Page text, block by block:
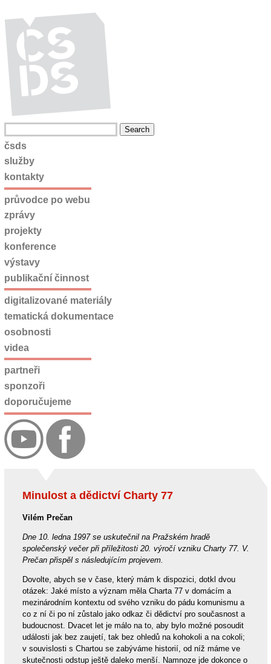
Minulost a dědictví Charty 77
Vilém Prečan
Dne 10. ledna 1997 se uskutečnil na Pražském hradě
společenský večer při příležitosti 20. výročí vzniku Charty 77. V.
Prečan přispěl s následujícím projevem.
Dovolte, abych se v čase, který mám k dispozici, dotkl dvou
otázek: Jaké místo a význam měla Charta 77 v domácím a
mezinárodním kontextu od svého vzniku do pádu komunismu a
co z ní či po ní zůstalo jako odkaz či dědictví pro současnost a
budoucnost. Dvacet let je málo na to, aby bylo možné posoudit
události jak bez zaujetí, tak bez ohledů na kohokoli a na cokoli;
v souvislosti s Chartou se zabýváme historií, od níž máme ve
skutečnosti odstup ještě daleko menší. Namnoze jde dokonce o
čsds
služby
kontakty
průvodce po webu
zprávy
projekty
konference
výstavy
publikační činnost
digitalizované materiály
tematická dokumentace
osobnosti
videa
partneři
sponzoři
doporučujeme